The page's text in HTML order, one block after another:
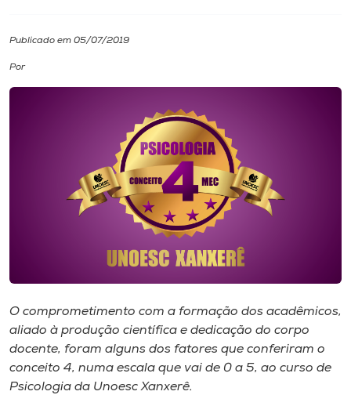
Rádio
Museu
Publicado em 05/07/2019
Por
O comprometimento com a formação dos acadêmicos,
aliado à produção científica e dedicação do corpo
docente, foram alguns dos fatores que conferiram o
conceito 4, numa escala que vai de 0 a 5, ao curso de
Psicologia da Unoesc Xanxerê.